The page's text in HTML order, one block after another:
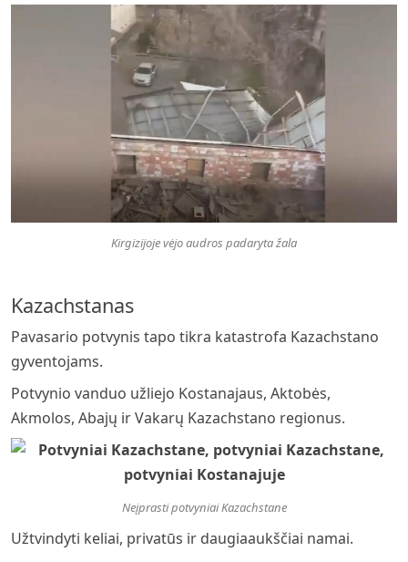
Kirgizijoje vėjo audros padaryta žala
Kazachstanas
Pavasario potvynis tapo tikra katastrofa Kazachstano
gyventojams.
Potvynio vanduo užliejo Kostanajaus, Aktobės,
Akmolos, Abajų ir Vakarų Kazachstano regionus.
Neįprasti potvyniai Kazachstane
Užtvindyti keliai, privatūs ir daugiaaukščiai namai.